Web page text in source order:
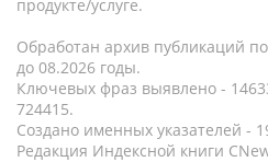
продукте/услуге.
Обработан архив публикаций
до 08.2026 годы.
Ключевых фраз выявлено -
724415.
Создано именных указателей -
Редакция Индексной книги